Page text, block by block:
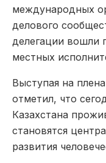
международных
делового
делегации вошли
местных
Выступая на
отметил, что
Казахстана
становятся
развития